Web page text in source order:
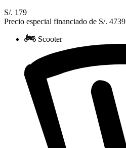
S/. 179
Precio especial financiado de S/. 4739
Scooter